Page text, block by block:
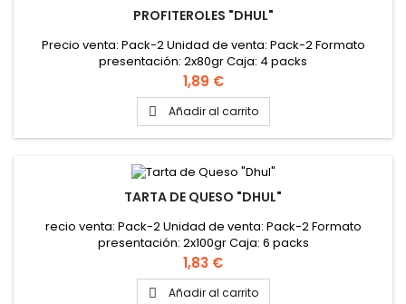
PROFITEROLES "DHUL"
Precio venta: Pack-2 Unidad de venta: Pack-2 Formato
presentación: 2x80gr Caja: 4 packs
Precio
1,89 €
 Añadir al carrito
TARTA DE QUESO "DHUL"
recio venta: Pack-2 Unidad de venta: Pack-2 Formato
presentación: 2x100gr Caja: 6 packs
Precio
1,83 €
 Añadir al carrito